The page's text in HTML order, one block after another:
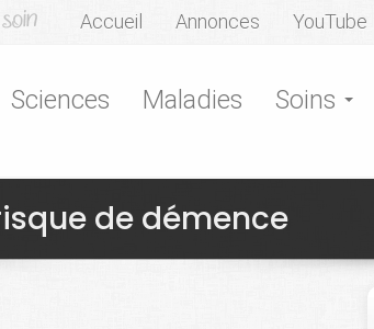
Accueil Annonces YouTube
Sciences Maladies Soins
de démence